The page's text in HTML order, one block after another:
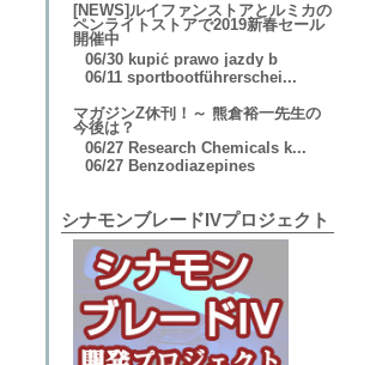
[NEWS]ルイファンストアとルミカの
ペンライトストアで2019新春セール
開催中
06/30 kupić prawo jazdy b
06/11 sportbootführerschei...
マガジンZ休刊！～ 熊倉裕一先生の
今後は？
06/27 Research Chemicals k...
06/27 Benzodiazepines
シナモンブレードIVプロジェクト